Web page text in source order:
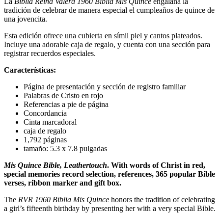
tradición de celebrar de manera especial el cumpleaños de quince de
una jovencita.
Esta edición ofrece una cubierta en símil piel y cantos plateados.
Incluye una adorable caja de regalo, y cuenta con una sección para
registrar recuerdos especiales.
Características:
Página de presentación y sección de registro familiar
Palabras de Cristo en rojo
Referencias a pie de página
Concordancia
Cinta marcadoral
caja de regalo
1,792 páginas
tamaño: 5.3 x 7.8 pulgadas
Mis Quince Bible, Leathertouch. With words of Christ in red,
special memories record selection, references, 365 popular Bible
verses, ribbon marker and gift box.
The RVR 1960 Biblia Mis Quince honors the tradition of celebrating
a girl’s fifteenth birthday by presenting her with a very special Bible.